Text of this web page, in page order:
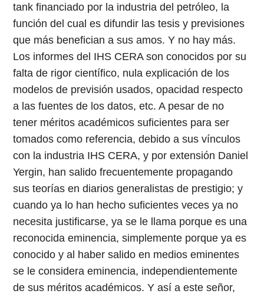
tank financiado por la industria del petróleo, la
función del cual es difundir las tesis y previsiones
que más benefician a sus amos. Y no hay más.
Los informes del IHS CERA son conocidos por su
falta de rigor científico, nula explicación de los
modelos de previsión usados, opacidad respecto
a las fuentes de los datos, etc. A pesar de no
tener méritos académicos suficientes para ser
tomados como referencia, debido a sus vínculos
con la industria IHS CERA, y por extensión Daniel
Yergin, han salido frecuentemente propagando
sus teorías en diarios generalistas de prestigio; y
cuando ya lo han hecho suficientes veces ya no
necesita justificarse, ya se le llama porque es una
reconocida eminencia, simplemente porque ya es
conocido y al haber salido en medios eminentes
se le considera eminencia, independientemente
de sus méritos académicos. Y así a este señor,